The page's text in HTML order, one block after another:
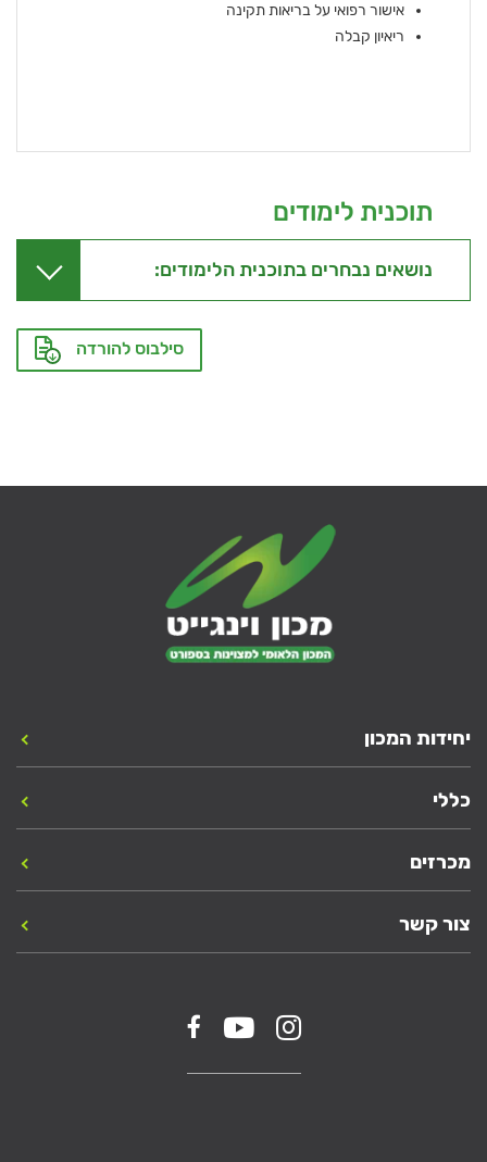
אישור רפואי על בריאות תקינה
ריאיון קבלה
תוכנית לימודים
נושאים נבחרים בתוכנית הלימודים:
סילבוס להורדה
יחידות המכון
כללי
מכרזים
צור קשר